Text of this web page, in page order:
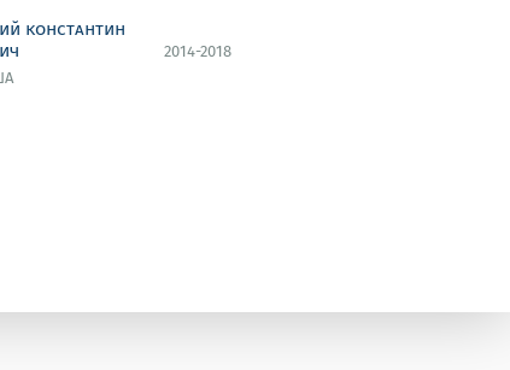
константин
2014-2018